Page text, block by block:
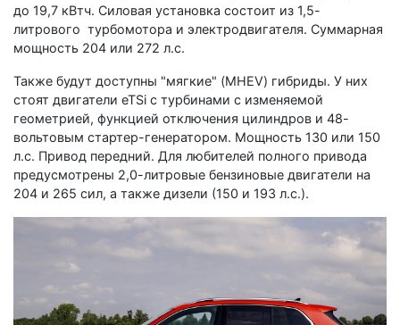
до 19,7 кВтч. Силовая установка состоит из 1,5-
литрового турбомотора и электродвигателя. Суммарная
мощность 204 или 272 л.с.
Также будут доступны "мягкие" (MHEV) гибриды. У них
стоят двигатели eTSi с турбинами с изменяемой
геометрией, функцией отключения цилиндров и 48-
вольтовым стартер-генератором. Мощность 130 или 150
л.с. Привод передний. Для любителей полного привода
предусмотрены 2,0-литровые бензиновые двигатели на
204 и 265 сил, а также дизели (150 и 193 л.с.).